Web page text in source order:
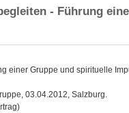
- Führung
einer Gruppe und spirituelle
03.04.2012, Salzburg.